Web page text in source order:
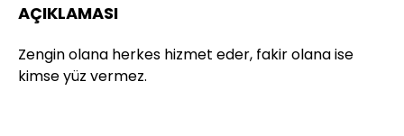
AÇIKLAMASI
Zengin olana herkes hizmet eder, fakir olana ise
kimse yüz vermez.